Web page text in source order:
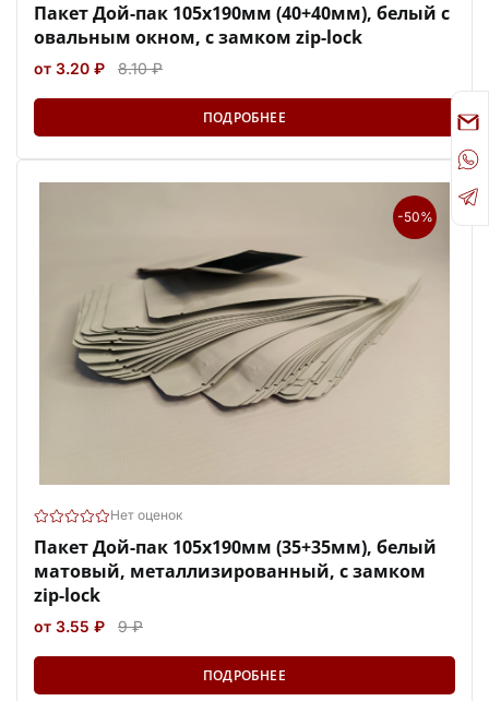
Пакет Дой-пак 105х190мм (40+40мм), белый с
овальным окном, с замком zip-lock
от 3.20 ₽ 8.10 ₽
ПОДРОБНЕЕ
-50%
Нет оценок
Пакет Дой-пак 105х190мм (35+35мм), белый
матовый, металлизированный, с замком
zip-lock
от 3.55 ₽ 9 ₽
ПОДРОБНЕЕ